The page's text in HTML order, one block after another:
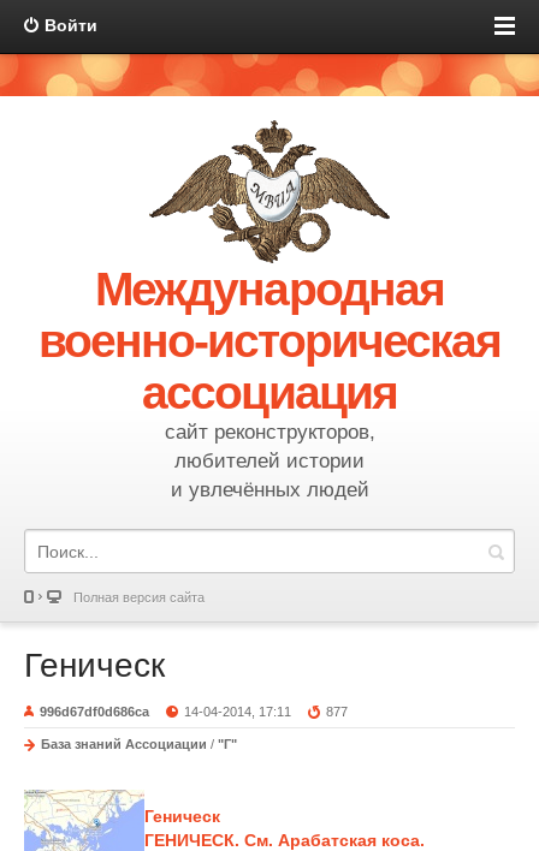
Войти
Международная
военно-историческая
ассоциация
сайт реконструкторов,
любителей истории
и увлечённых людей
Полная версия сайта
Геническ
996d67df0d686ca 14-04-2014, 17:11 877
База знаний Ассоциации / "Г"
Геническ
ГЕНИЧЕСК. См. Арабатская коса.